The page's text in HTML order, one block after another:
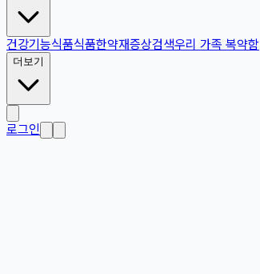
건강기능식품식품한약재증상검색우리 가족 복약함
더보기
로그인